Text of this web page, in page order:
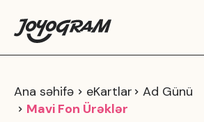
Ana səhifə eKartlar
Ad Günü
Mavi Fon Ürəklər